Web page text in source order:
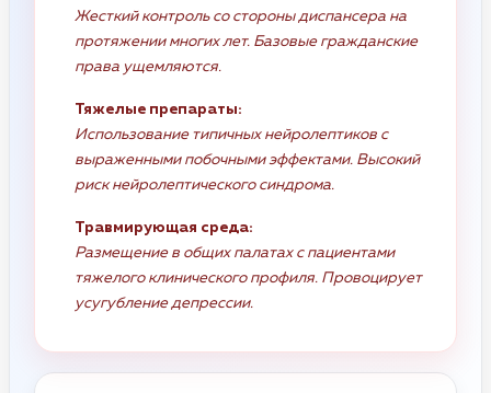
Жесткий контроль со стороны диспансера на
протяжении многих лет. Базовые гражданские
права ущемляются.
Тяжелые препараты:
Использование типичных нейролептиков с
выраженными побочными эффектами. Высокий
риск нейролептического синдрома.
Травмирующая среда:
Размещение в общих палатах с пациентами
тяжелого клинического профиля. Провоцирует
усугубление депрессии.